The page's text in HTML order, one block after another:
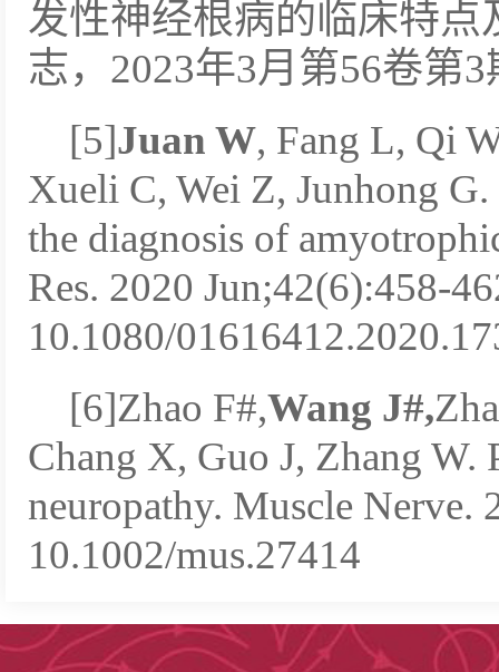
发性神经根病的临床特
志，2023年3月第56卷第3
[5]Juan W, Fang L, Qi
Xueli C, Wei Z, Junhong
the diagnosis of
Res. 2020 Jun;42(6):458-
10.1080/
[6]Zhao F#,Wang J#,
Chang X, Guo J, Zhang W.
neuropathy. Muscle
10.1002/mus.27414